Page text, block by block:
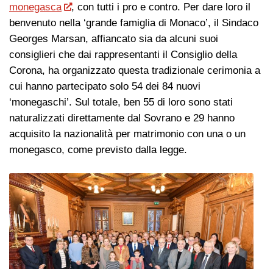
monegasca
, con tutti i pro e contro. Per dare loro il
benvenuto nella ‘grande famiglia di Monaco’, il Sindaco
Georges Marsan, affiancato sia da alcuni suoi
consiglieri che dai rappresentanti il Consiglio della
Corona, ha organizzato questa tradizionale cerimonia a
cui hanno partecipato solo 54 dei 84 nuovi
‘monegaschi’. Sul totale, ben 55 di loro sono stati
naturalizzati direttamente dal Sovrano e 29 hanno
acquisito la nazionalità per matrimonio con una o un
monegasco, come previsto dalla legge.